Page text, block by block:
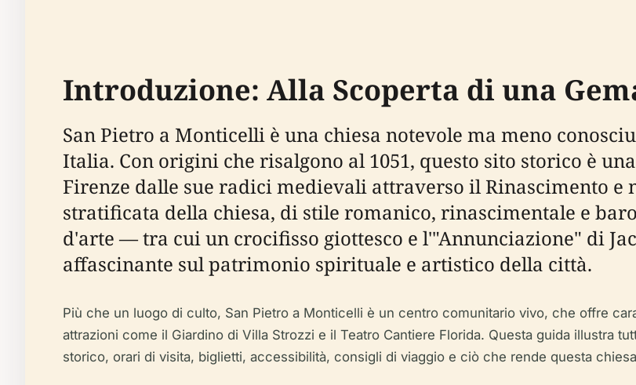
Introduzione: Alla Scoperta di una
San Pietro a Monticelli è una chiesa notevole ma meno
Italia. Con origini che risalgono al 1051, questo sito storico è
Firenze dalle sue radici medievali attraverso il Rinascimento
stratificata della chiesa, di stile romanico, rinascimentale e
d'arte — tra cui un crocifisso giottesco e l'"Annunciazione" di
affascinante sul patrimonio spirituale e artistico della città.
Più che un luogo di culto, San Pietro a Monticelli è un centro comunitario vivo, che offre
attrazioni come il Giardino di Villa Strozzi e il Teatro Cantiere Florida. Questa guida illustra
storico, orari di visita, biglietti, accessibilità, consigli di viaggio e ciò che rende questa